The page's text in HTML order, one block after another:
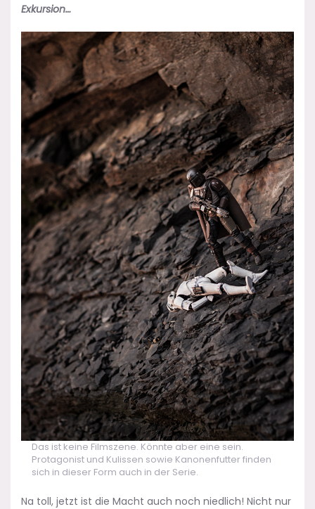
Exkursion…
Das ist keine Filmszene. Könnte aber eine sein.
Protagonist und Kulissen sowie Kanonenfutter finden
sich in dieser Form auch in der Serie.
Na toll, jetzt ist die Macht auch noch niedlich! Nicht nur